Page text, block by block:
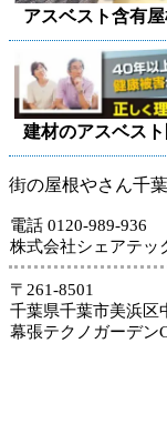
アスベスト含有
建材のアスベス
街の屋根やさん千
電話 0120-989-936
株式会社シェアテッ
〒261-8501
千葉県千葉市美浜区
幕張テクノガーデン